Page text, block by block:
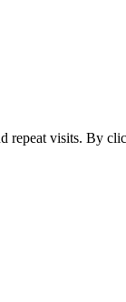
repeat visits. By